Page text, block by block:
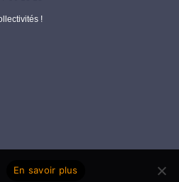
!
En savoir plus